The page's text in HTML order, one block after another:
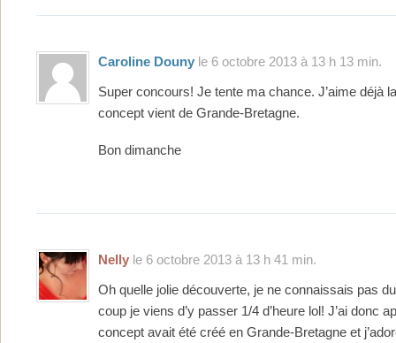
Caroline Douny le 6 octobre 2013 à 13 h 13 min.
Super concours! Je tente ma chance. J’aime déjà
concept vient de Grande-Bretagne.
Bon dimanche
Nelly le 6 octobre 2013 à 13 h 41 min.
Oh quelle jolie découverte, je ne connaissais pas
coup je viens d’y passer 1/4 d’heure lol! J’ai donc
concept avait été créé en Grande-Bretagne et